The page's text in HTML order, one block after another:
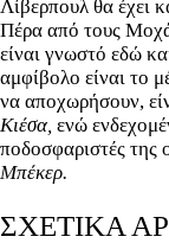
Λίβερπουλ θα έχει
Πέρα από τους
είναι γνωστό εδώ
αμφίβολο είναι το
να αποχωρήσουν,
Κιέσα, ενώ
ποδοσφαριστές της
Μπέκερ.
ΣΧΕΤΙΚΑ